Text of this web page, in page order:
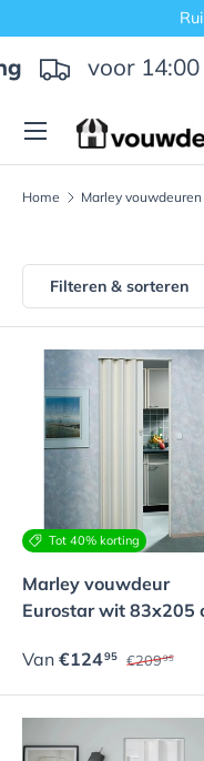
Ga naar inhoud
voor 14:00
Menu
Home Marley vouwdeuren
Filteren & sorteren
Tot 40% korting
Marley vouwdeur
Eurostar wit 83x205
Van €12495 €20995